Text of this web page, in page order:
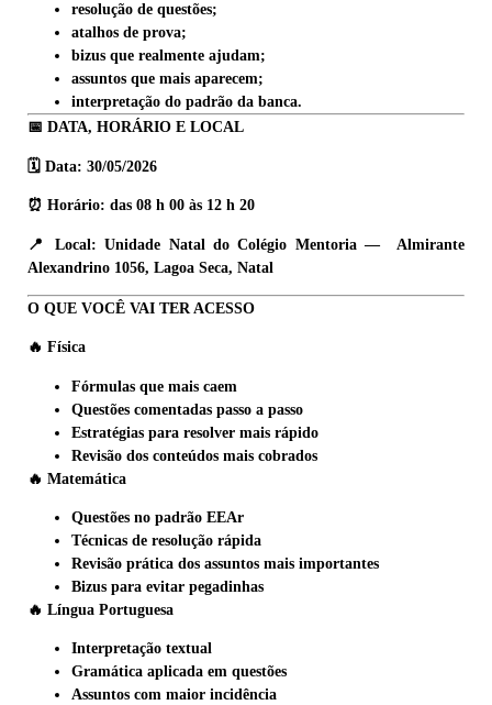
resolução de questões;
atalhos de prova;
bizus que realmente ajudam;
assuntos que mais aparecem;
interpretação do padrão da banca.
📅 DATA, HORÁRIO E LOCAL
🗓️ Data: 30/05/2026
⏰ Horário: das 08 h 00 às 12 h 20
📍 Local:Unidade Natal do Colégio Mentoria — Almirante
Alexandrino 1056, Lagoa Seca, Natal
O QUE VOCÊ VAI TER ACESSO
🔥 Física
Fórmulas que mais caem
Questões comentadas passo a passo
Estratégias para resolver mais rápido
Revisão dos conteúdos mais cobrados
🔥 Matemática
Questões no padrão EEAr
Técnicas de resolução rápida
Revisão prática dos assuntos mais importantes
Bizus para evitar pegadinhas
🔥 Língua Portuguesa
Interpretação textual
Gramática aplicada em questões
Assuntos com maior incidência